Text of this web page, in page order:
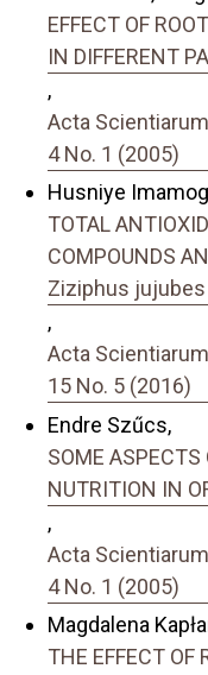
EFFECT OF
IN DIFFERENT
,
Acta
4 No. 1 (2005)
Husniye
TOTAL
COMPOUNDS
Ziziphus jujubes
,
Acta
15 No. 5 (2016)
Endre Szűcs,
SOME
NUTRITION IN
,
Acta
4 No. 1 (2005)
Magdalena
THE EFFECT OF